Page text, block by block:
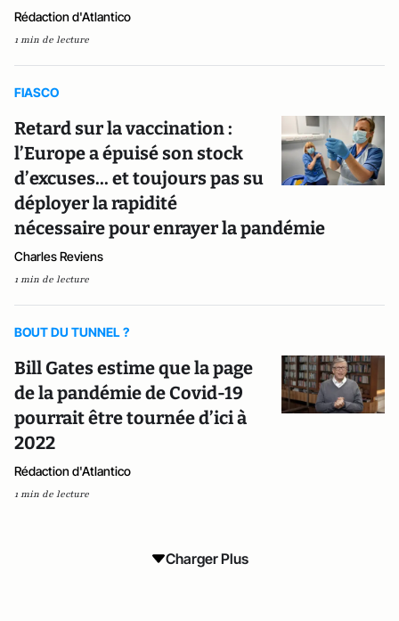
Rédaction d'Atlantico
1 min de lecture
FIASCO
Retard sur la vaccination :
l’Europe a épuisé son stock
d’excuses... et toujours pas su
déployer la rapidité
nécessaire pour enrayer la pandémie
Charles Reviens
1 min de lecture
BOUT DU TUNNEL ?
Bill Gates estime que la page
de la pandémie de Covid-19
pourrait être tournée d’ici à
2022
Rédaction d'Atlantico
1 min de lecture
Charger Plus